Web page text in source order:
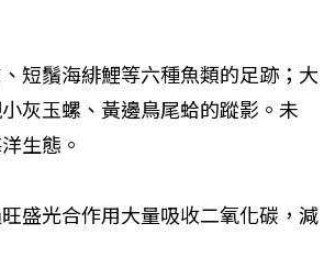
短鬚海緋鯉等六種魚類的足跡；大
灰玉螺、黃邊鳥尾蛤的蹤影。未
生態。
盛光合作用大量吸收二氧化碳，減